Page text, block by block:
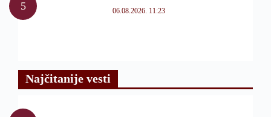
06.08.2026. 11:23
Najčitanije vesti